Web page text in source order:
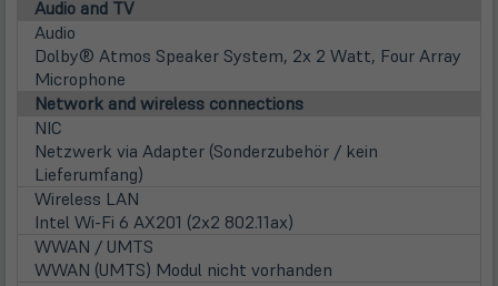
Audio and TV
Audio
Dolby® Atmos Speaker System, 2x 2 Watt, Four Array
Microphone
Network and wireless connections
NIC
Netzwerk via Adapter (Sonderzubehör / kein
Lieferumfang)
Wireless LAN
Intel Wi-Fi 6 AX201 (2x2 802.11ax)
WWAN / UMTS
WWAN (UMTS) Modul nicht vorhanden